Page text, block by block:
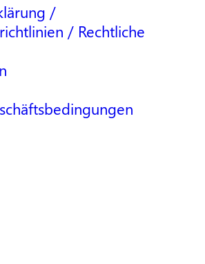
/
/ Rechtliche